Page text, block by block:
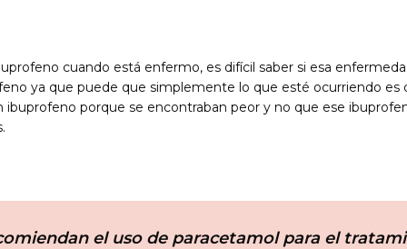
cuando está enfermo, es difícil saber si esa
ya que puede que simplemente lo que esté ocurriendo
porque se encontraban peor y no que ese
el uso de paracetamol para el